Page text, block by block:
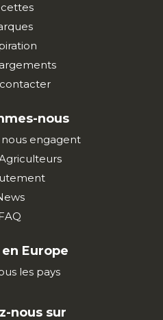
nous
nous engagent
Europe
les pays
nous sur